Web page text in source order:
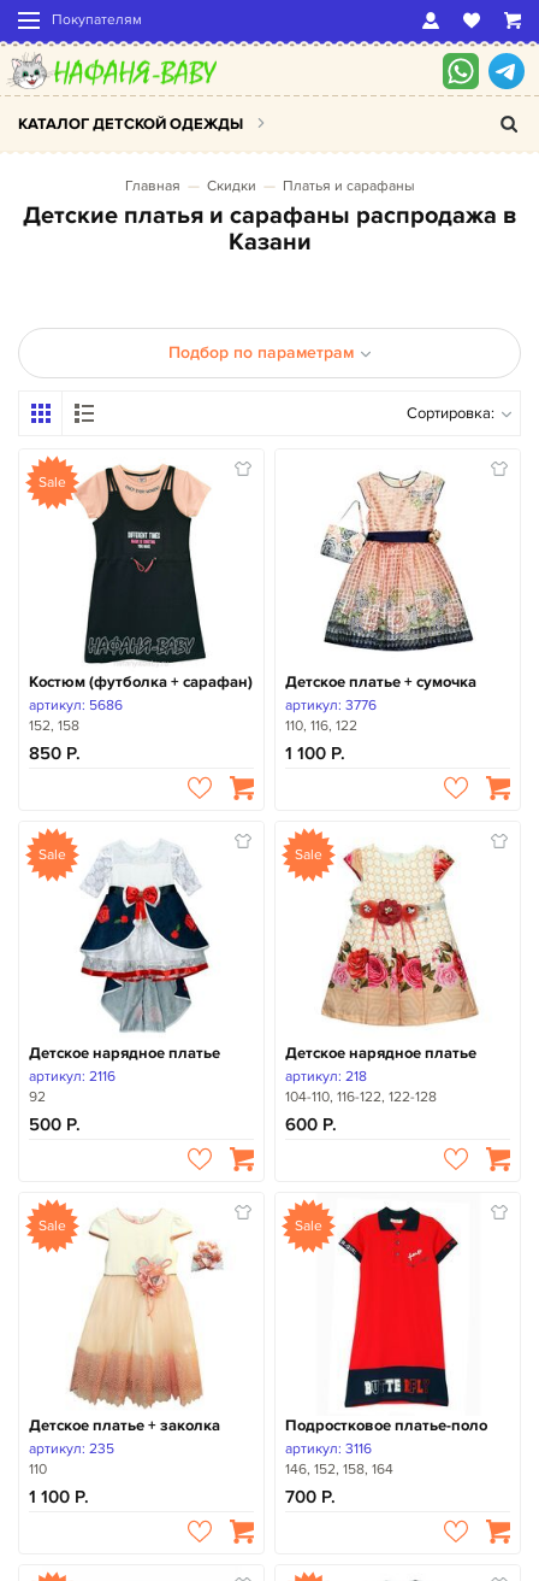
Покупателям
КАТАЛОГ ДЕТСКОЙ ОДЕЖДЫ
Главная Скидки Платья и сарафаны
Детские платья и сарафаны распродажа в
Казани
Подбор по параметрам
Сортировка:
Sale
Костюм (футболка + сарафан)
артикул: 5686
152, 158
850
Детское платье + сумочка
артикул: 3776
110, 116, 122
1 100
Sale
Детское нарядное платье
артикул: 2116
92
500
Sale
Детское нарядное платье
артикул: 218
104-110, 116-122, 122-128
600
Sale
Детское платье + заколка
артикул: 235
110
1 100
Sale
Подростковое платье-поло
артикул: 3116
146, 152, 158, 164
700